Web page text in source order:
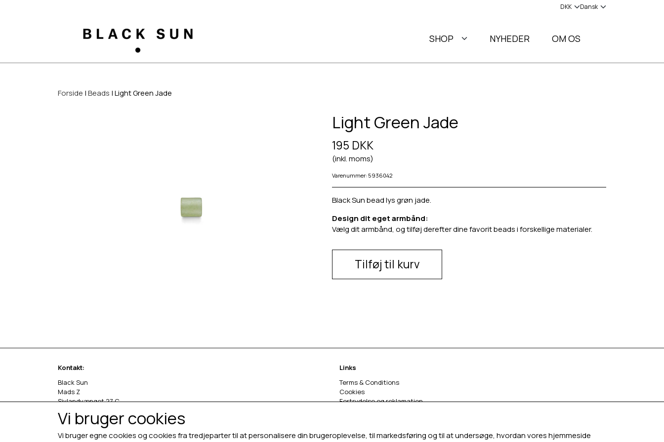
SHOP NYHEDER OM OS
Forside Beads Light Green Jade
Light Green Jade
195 DKK
(inkl. moms)
Varenummer: 5936042
Black Sun bead lys grøn jade.
Design dit eget armbånd:
Vælg dit armbånd, og tilføj derefter dine favorit beads i forskellige materialer.
Tilføj til kurv
Kontakt:
Black Sun
Mads Z
Sivlandvænget 27 C
Denmark
Links
Terms & Conditions
Cookies
Fortrydelse og reklamation
Vi bruger cookies
Vi bruger egne cookies og cookies fra tredjeparter til at personalisere din brugeroplevelse, til markedsføring og til at undersøge, hvordan vores hjemmeside